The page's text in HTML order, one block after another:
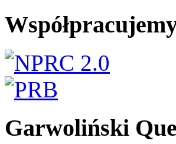
Garwoliński